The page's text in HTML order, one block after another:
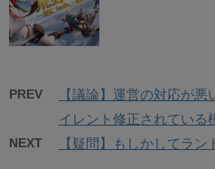
PREV
【議論】運営の対応が
イレント修正されている
NEXT 【疑問】もしかしてラ